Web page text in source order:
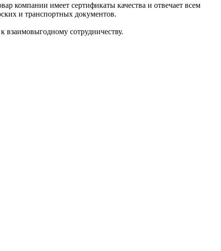
компании имеет сертификаты качества и отвечает всем
и транспортных документов.
взаимовыгодному сотрудничеству.